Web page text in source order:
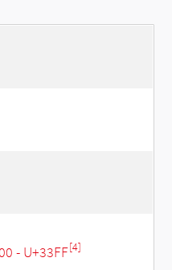
- U+33FF[4]